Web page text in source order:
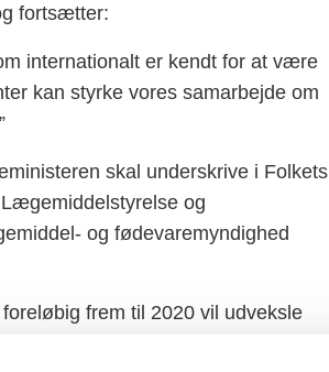
fortsætter:
internationalt er kendt for at være
kan styrke vores samarbejde om
skal underskrive i Folkets
og
og fødevaremyndighed
frem til 2020 vil udveksle